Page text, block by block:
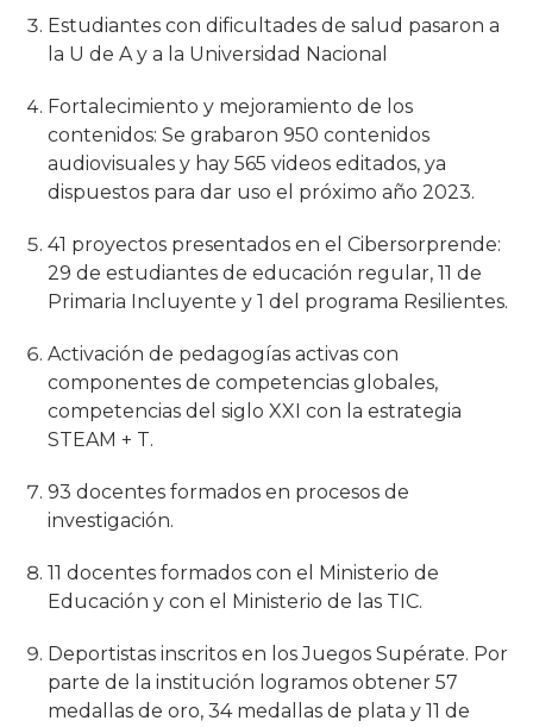
Estudiantes con dificultades de salud pasaron a
la U de A y a la Universidad Nacional
Fortalecimiento y mejoramiento de los
contenidos: Se grabaron 950 contenidos
audiovisuales y hay 565 videos editados, ya
dispuestos para dar uso el próximo año 2023.
41 proyectos presentados en el Cibersorprende:
29 de estudiantes de educación regular, 11 de
Primaria Incluyente y 1 del programa Resilientes.
Activación de pedagogías activas con
componentes de competencias globales,
competencias del siglo XXI con la estrategia
STEAM + T.
93 docentes formados en procesos de
investigación.
11 docentes formados con el Ministerio de
Educación y con el Ministerio de las TIC.
Deportistas inscritos en los Juegos Supérate. Por
parte de la institución logramos obtener 57
medallas de oro, 34 medallas de plata y 11 de